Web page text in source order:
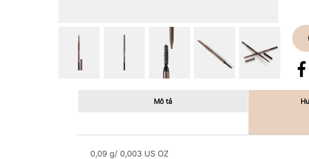
Mô tả
0,09 g/ 0,003 US OZ